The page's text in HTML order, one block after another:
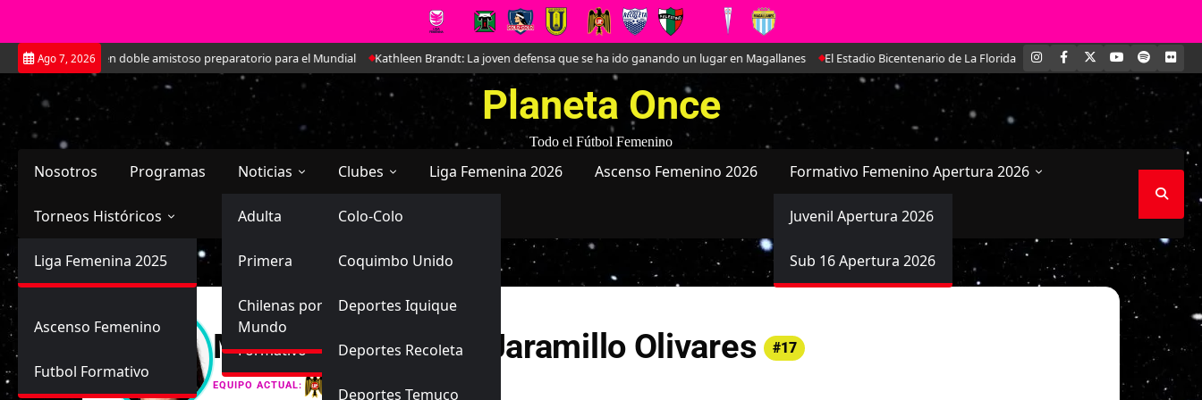
Saltar
al
contenido
Ago 7, 2026
a Argentina en doble amistoso preparatorio para el Mundial Kathleen Brandt: La joven defensa que se ha ido ganando un lugar en Magallanes El Estadio Bicentenario de La Florida coronó a las campeonas del fútbol
INSTAGRAM
FACEBOOK YOUTUBE
SPOTIFY
Planeta Once
Todo el Fútbol Femenino
Nosotros Programas Noticias
Selección Chilena
Adulta
Sub-20
Sub-17
Futbol Nacional
Primera
Ascenso
Formativo
Futbol Internacional
Chilenas por el
Mundo
Clubes
Primera
Colo-Colo
Coquimbo Unido
Deportes Iquique
Deportes Recoleta
Deportes Temuco
Ascenso
Liga Femenina 2026 Ascenso Femenino 2026 Formativo Femenino Apertura 2026
Juvenil Apertura 2026
Sub 16 Apertura 2026
Torneos Históricos
Primera División
Femenina
Liga Femenina 2025
Ascenso Femenino
Futbol Formativo
Martina Alejandra Jaramillo Olivares #17
EQUIPO ACTUAL: Unión Española